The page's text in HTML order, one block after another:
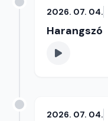
2026. 07. 04.
Harangszó
2026. 07. 04.